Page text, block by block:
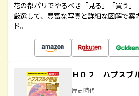
花の都パリでやるべき「見る」「買う」
厳選して、豊富な写真と詳細な図解で案
ド。
Ｈ０２ ハプスブ
歴史時代